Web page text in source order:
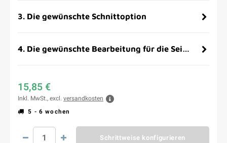
3. Die gewünschte Schnittoption
4. Die gewünschte Bearbeitung für die Seitenflächen
15,85 €
Inkl. MwSt., excl. versandkosten
5 - 6 wochen
Schrittweise konfigurieren